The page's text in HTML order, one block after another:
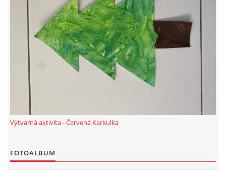
TÝDENNÍ PLÁNY
SMYSLOVÁ AKTIVITA
MONTESSORI AKTIVITA
JÓGOVÉ CVIČENÍ, TYPY, RADY, RECENZE
STÁTNÍ SVÁTKY
Výtvarná aktivita - Červená Karkulka
FOTOALBUM